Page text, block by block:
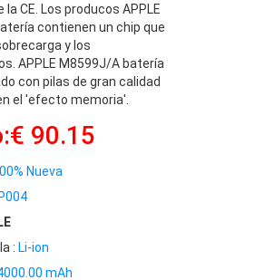
la CE. Los producos APPLE
contienen un chip que
y los
APPLE M8599J/A batería
con pilas de gran calidad
el 'efecto memoria'.
90.15
Nueva
: Li-ion
mAh